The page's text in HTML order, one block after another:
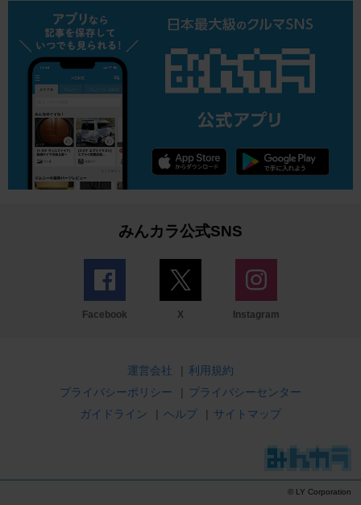
みんカラ公式SNS
Facebook X Instagram
運営会社 | 利用規約
プライバシーポリシー
| プライバシーセンター
ガイドライン
| ヘルプ | サイトマップ
© LY Corporation